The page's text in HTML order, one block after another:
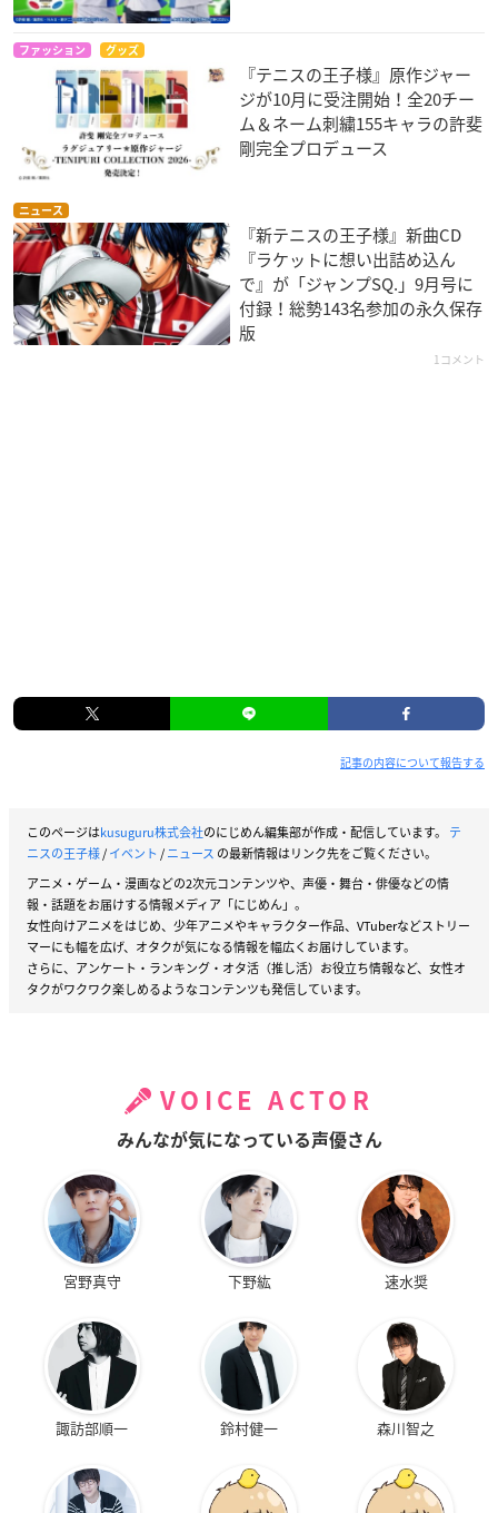
ファッション グッズ
『テニスの王子様』原作ジャー
ジが10月に受注開始！全20チー
ム＆ネーム刺繍155キャラの許斐
剛完全プロデュース
ニュース
『新テニスの王子様』新曲CD
『ラケットに想い出詰め込ん
で』が「ジャンプSQ.」9月号に
付録！総勢143名参加の永久保存
版
1コメント
記事の内容について報告する
このページはkusuguru株式会社のにじめん編集部が作成・配信しています。 テ
ニスの王子様/イベント /ニュース の最新情報はリンク先をご覧ください。
アニメ・ゲーム・漫画などの2次元コンテンツや、声優・舞台・俳優などの情
報・話題をお届けする情報メディア「にじめん」。
女性向けアニメをはじめ、少年アニメやキャラクター作品、VTuberなどストリー
マーにも幅を広げ、オタクが気になる情報を幅広くお届けしています。
さらに、アンケート・ランキング・オタ活（推し活）お役立ち情報など、女性オ
タクがワクワク楽しめるようなコンテンツも発信しています。
VOICE ACTOR
みんなが気になっている声優さん
宮野真守 下野紘 速水奨
諏訪部順一 鈴村健一 森川智之